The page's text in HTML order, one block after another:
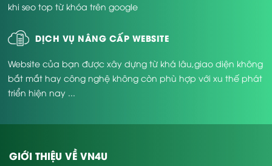
khi seo top từ khóa trên google
DỊCH VỤ NÂNG CẤP WEBSITE
Website của bạn được xây dựng từ khá lâu,giao diện không
bắt mắt hay công nghệ không còn phù hợp với xu thế phát
triển hiện nay ...
GIỚI THIỆU VỀ VN4U